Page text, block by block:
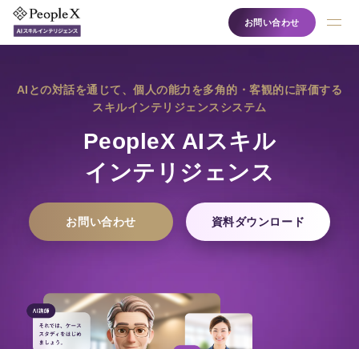
お問い合わせ
AIとの対話を通じて、個人の能力を多角的・客観的に評価する
スキルインテリジェンスシステム
PeopleX AIスキル
インテリジェンス
お問い合わせ 資料ダウンロード